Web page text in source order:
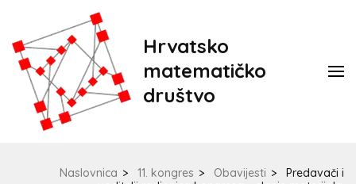
Hrvatsko
matematičko
društvo
Naslovnica > 11. kongres > Obavijesti >
Predavači i